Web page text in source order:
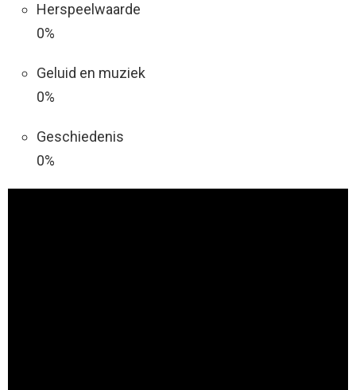
Herspeelwaarde
0%
Geluid en muziek
0%
Geschiedenis
0%